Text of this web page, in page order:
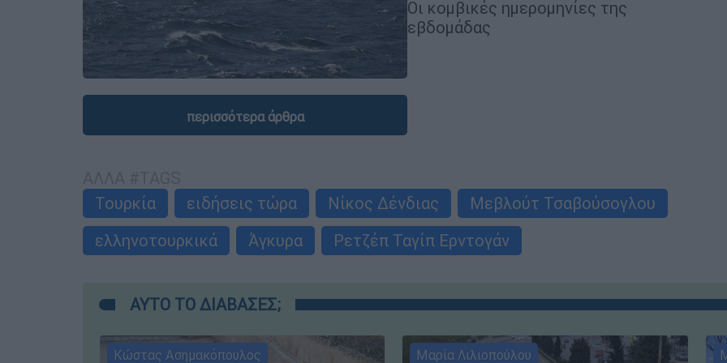
Οι κομβικές ημερομηνίες της
εβδομάδας
περισσότερα άρθρα
Τουρκία
ειδήσεις τώρα Νίκος Δένδιας
Μεβλούτ Τσαβούσογλου
ελληνοτουρκικά
Άγκυρα Ρετζέπ Ταγίπ Ερντογάν
ΑΥΤΟ ΤΟ ΔΙΑΒΑΣΕΣ;
Κώστας Ασημακόπουλος Μαρία Λιλιοπούλου